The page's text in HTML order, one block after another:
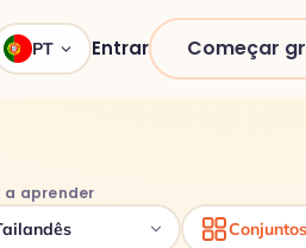
PT Entrar Começar
a aprender